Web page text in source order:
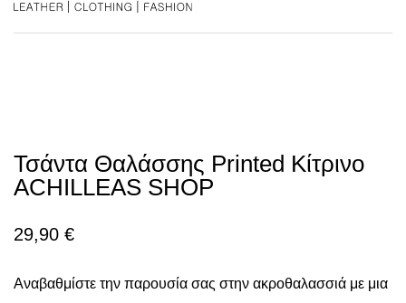
o
Τσάντα Θαλάσσης Printed Κίτρινο
ACHILLEAS SHOP
29,90 €
Αναβαθμίστε την παρουσία σας στην ακροθαλασσιά με μια